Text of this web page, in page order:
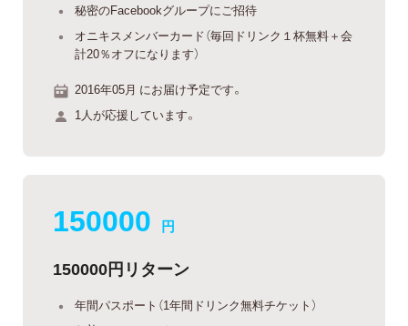
秘密のFacebookグループにご招待
オニキスメンバーカード（毎回ドリンク１杯無料＋会
計20％オフになります）
2016年05月 にお届け予定です。
1人が応援しています。
150000 円
150000円リターン
年間パスポート（1年間ドリンク無料チケット）